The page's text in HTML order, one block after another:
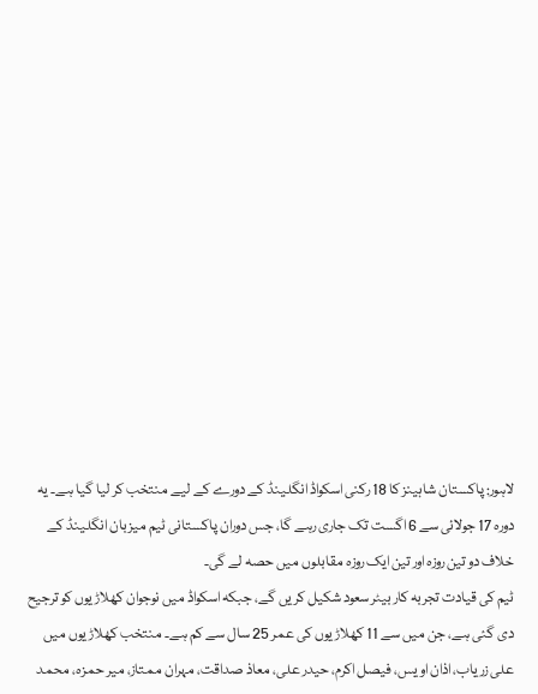
لاہور: پاکستان شاہینز کا 18 رکنی اسکواڈ انگلینڈ کے دورے کے لیے منتخب کر لیا گیا ہے۔ یہ
دورہ 17 جولائی سے 6 اگست تک جاری رہے گا، جس دوران پاکستانی ٹیم میزبان انگلینڈ کے
خلاف دو تین روزہ اور تین ایک روزہ مقابلوں میں حصہ لے گی۔
ٹیم کی قیادت تجربہ کار بیٹر سعود شکیل کریں گے، جبکہ اسکواڈ میں نوجوان کھلاڑیوں کو ترجیح
دی گئی ہے، جن میں سے 11 کھلاڑیوں کی عمر 25 سال سے کم ہے۔ منتخب کھلاڑیوں میں
علی زریاب، اذان اویس، فیصل اکرم، حیدر علی، معاذ صداقت، مہران ممتاز، میر حمزہ، محمد